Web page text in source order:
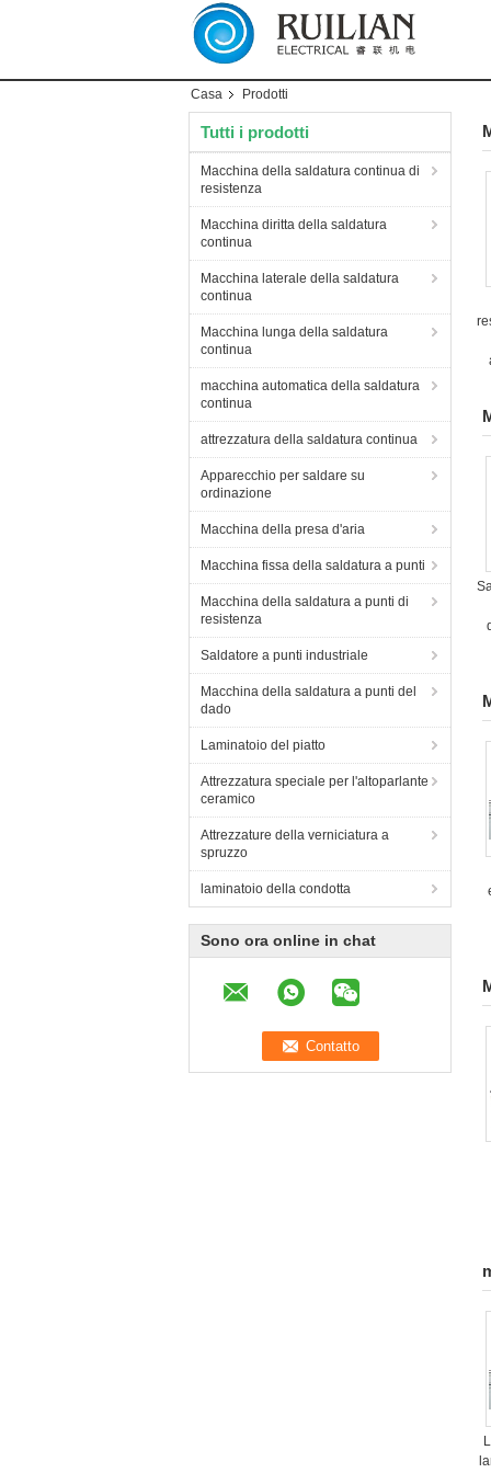
Casa Prodotti
Tutti i prodotti
Macchina della saldatura continua di
resistenza
Macchina diritta della saldatura
continua
Macchina laterale della saldatura
continua
Macchina lunga della saldatura
continua
macchina automatica della saldatura
continua
attrezzatura della saldatura continua
Apparecchio per saldare su
ordinazione
Macchina della presa d'aria
Macchina fissa della saldatura a punti
Macchina della saldatura a punti di
resistenza
Saldatore a punti industriale
Macchina della saldatura a punti del
dado
Laminatoio del piatto
Attrezzatura speciale per l'altoparlante
ceramico
Attrezzature della verniciatura a
spruzzo
laminatoio della condotta
Sono ora online in chat